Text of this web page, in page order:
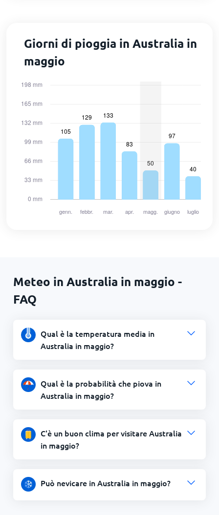
Giorni di pioggia in Australia in
maggio
Meteo in Australia in maggio -
FAQ
Qual è la temperatura media in
Australia in maggio?
Qual è la probabilità che piova in
Australia in maggio?
C'è un buon clima per visitare Australia
in maggio?
Può nevicare in Australia in maggio?